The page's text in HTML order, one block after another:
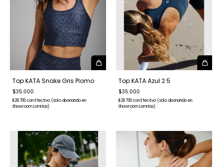
Top KATA Snake Gris Plomo
$35.000
$28.700conEfectivo (solo abonando en
Showroom Lomitas)
Top KATA Azul 2.5
$35.000
$28.700conEfectivo (solo abonando en
Showroom Lomitas)